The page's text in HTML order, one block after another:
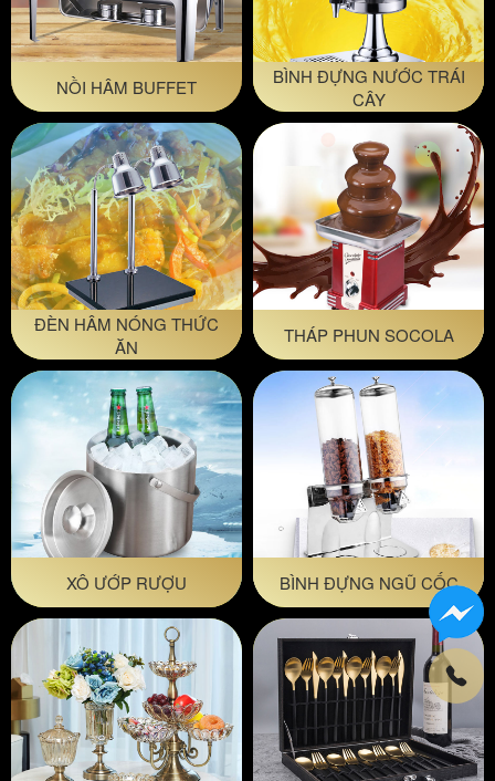
NỒI HÂM BUFFET
BÌNH ĐỰNG NƯỚC TRÁI
CÂY
ĐÈN HÂM NÓNG THỨC
ĂN
THÁP PHUN SOCOLA
XÔ ƯỚP RƯỢU BÌNH ĐỰNG NGŨ CỐC